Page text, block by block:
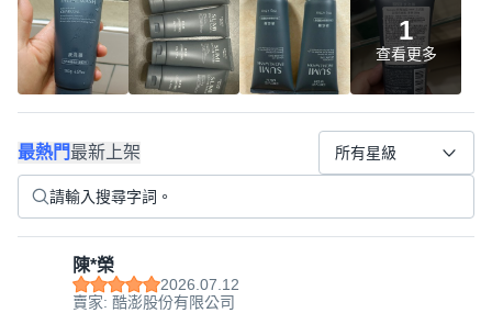
1
查看更多
最熱門最新上架 所有星級
陳*榮
2026.07.12
賣家: 酷澎股份有限公司